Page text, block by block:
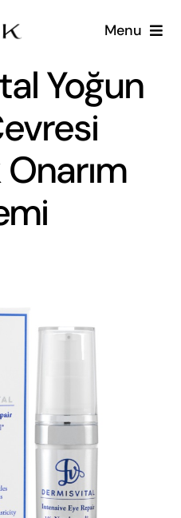
Menu
Sayfa
Eğitimler
İçin
Yoğun
Onarım